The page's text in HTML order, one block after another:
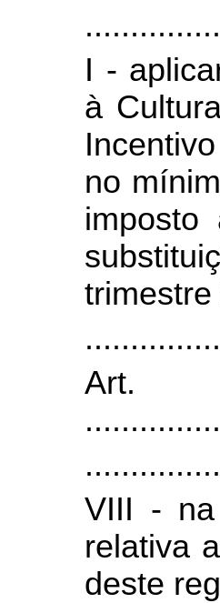
I -
à
no
VIII - na
relativa
deste